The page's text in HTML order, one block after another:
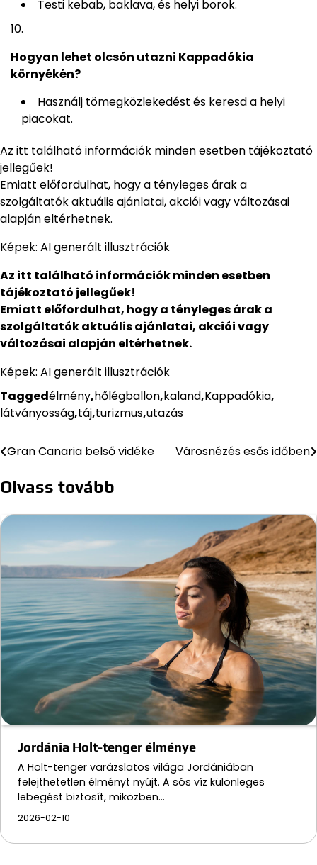
Testi kebab, baklava, és helyi borok.
Hogyan lehet olcsón utazni Kappadókia
környékén?
Használj tömegközlekedést és keresd a helyi
piacokat.
Az itt található információk minden esetben tájékoztató
jellegűek!
Emiatt előfordulhat, hogy a tényleges árak a
szolgáltatók aktuális ajánlatai, akciói vagy változásai
alapján eltérhetnek.
Képek: AI generált illusztrációk
Az itt található információk minden esetben
tájékoztató jellegűek!
Emiatt előfordulhat, hogy a tényleges árak a
szolgáltatók aktuális ajánlatai, akciói vagy
változásai alapján eltérhetnek.
Képek: AI generált illusztrációk
Taggedélmény,hőlégballon,kaland,Kappadókia,
látványosság,táj,turizmus,utazás
Bejegyzés
navigáció
Gran Canaria belső vidéke Városnézés esős időben
Olvass tovább
Jordánia Holt-tenger élménye
A Holt-tenger varázslatos világa Jordániában
felejthetetlen élményt nyújt. A sós víz különleges
lebegést biztosít, miközben…
2026-02-10